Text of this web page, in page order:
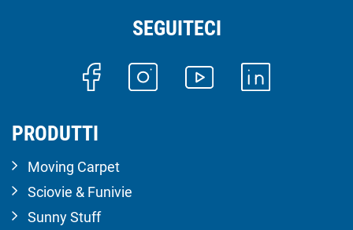
SEGUITECI
PRODUTTI
Moving Carpet
Sciovie & Funivie
Sunny Stuff